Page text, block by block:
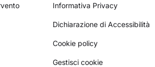
Informativa Privacy
Dichiarazione di Accessibilità
Cookie policy
Gestisci cookie